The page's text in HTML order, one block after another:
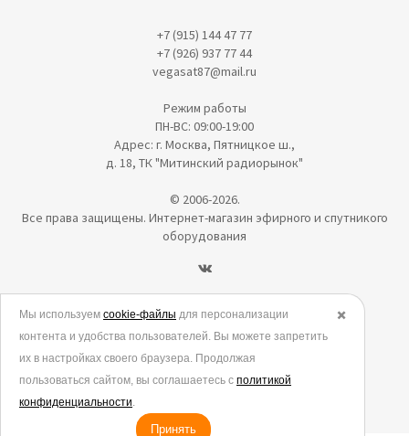
+7 (915) 144 47 77
+7 (926) 937 77 44
vegasat87@mail.ru
Режим работы
ПН-ВС: 09:00-19:00
Адрес: г. Москва, Пятницкое ш.,
д. 18, ТК "Митинский радиорынок"
© 2006-2026.
Все права защищены. Интернет-магазин эфирного и спутникого
оборудования
Политика в отношении обработки персональных данных
Согласие на обработку персональных данных
Согласие на обработку данных метрическими программами
Политика использования cookies
✖️
Мы используем cookie-файлы для персонализации
контента и удобства пользователей. Вы можете запретить
их в настройках своего браузера. Продолжая
пользоваться сайтом, вы соглашаетесь с политикой
конфиденциальности.
Принять